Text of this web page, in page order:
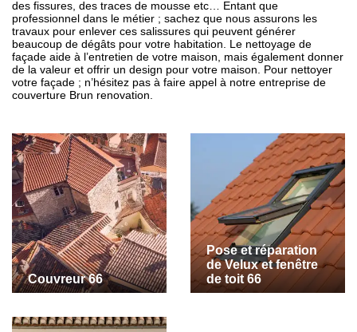
des fissures, des traces de mousse etc… Entant que
professionnel dans le métier ; sachez que nous assurons les
travaux pour enlever ces salissures qui peuvent générer
beaucoup de dégâts pour votre habitation. Le nettoyage de
façade aide à l’entretien de votre maison, mais également donner
de la valeur et offrir un design pour votre maison. Pour nettoyer
votre façade ; n’hésitez pas à faire appel à notre entreprise de
couverture Brun renovation.
Couvreur 66
Pose et réparation
de Velux et fenêtre
de toit 66